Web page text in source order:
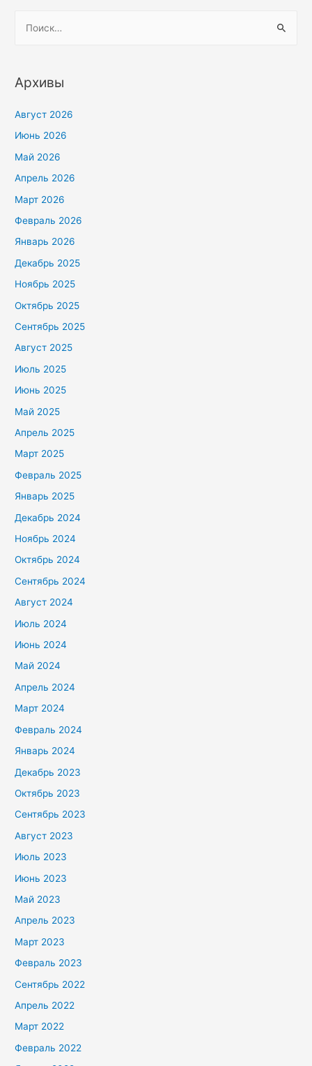
Архивы
Август 2026
Июнь 2026
Май 2026
Апрель 2026
Март 2026
Февраль 2026
Январь 2026
Декабрь 2025
Ноябрь 2025
Октябрь 2025
Сентябрь 2025
Август 2025
Июль 2025
Июнь 2025
Май 2025
Апрель 2025
Март 2025
Февраль 2025
Январь 2025
Декабрь 2024
Ноябрь 2024
Октябрь 2024
Сентябрь 2024
Август 2024
Июль 2024
Июнь 2024
Май 2024
Апрель 2024
Март 2024
Февраль 2024
Январь 2024
Декабрь 2023
Октябрь 2023
Сентябрь 2023
Август 2023
Июль 2023
Июнь 2023
Май 2023
Апрель 2023
Март 2023
Февраль 2023
Сентябрь 2022
Апрель 2022
Март 2022
Февраль 2022